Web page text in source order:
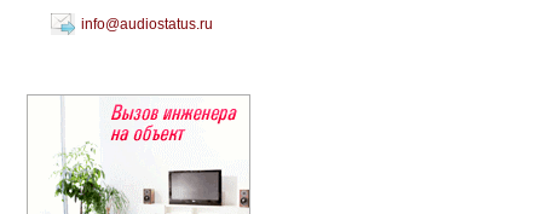
info@audiostatus.ru